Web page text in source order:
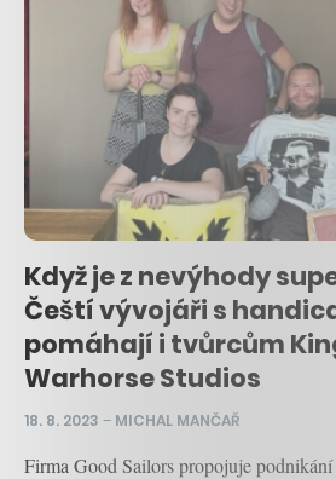
Když je z nevýhody
Čeští vývojáři s
pomáhají i tvůrcům
Warhorse Studios
18. 8. 2023 – MICHAL MANČAŘ
Firma Good Sailors propojuje